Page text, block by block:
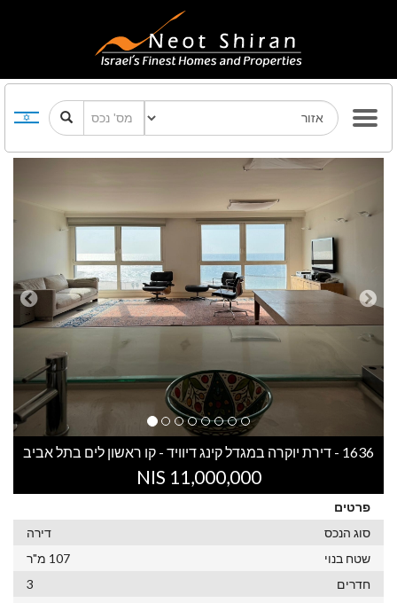
Previous Next
1636 - דירת יוקרה במגדל קינג דיוויד - קו ראשון לים בתל אביב
11,000,000 NIS
פרטים
סוג הנכס
דירה
שטח בנוי
107 מ"ר
חדרים
3